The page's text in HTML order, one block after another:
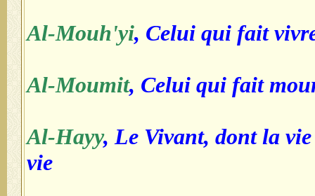
Al-Mouh'yi, Celui qui fait
Al-Moumit, Celui qui fait
Al-Hayy, Le Vivant, dont la
vie